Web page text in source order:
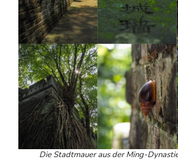
Die Stadtmauer aus der Ming-